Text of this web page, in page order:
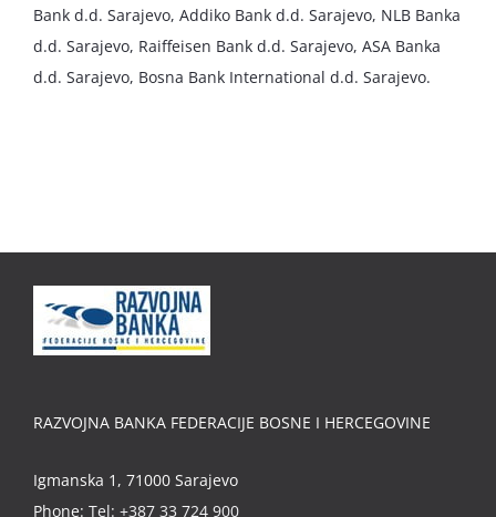
Bank d.d. Sarajevo, Addiko Bank d.d. Sarajevo, NLB Banka
d.d. Sarajevo, Raiffeisen Bank d.d. Sarajevo, ASA Banka
d.d. Sarajevo, Bosna Bank International d.d. Sarajevo.
RAZVOJNA BANKA FEDERACIJE BOSNE I HERCEGOVINE
Igmanska 1, 71000 Sarajevo
Phone: Tel: +387 33 724 900